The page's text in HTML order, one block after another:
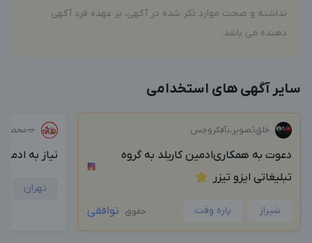
نداشته و صحت موارد ذکر شده در آگهی، بر عهده فرد آگهی
دهنده می باشد.
سایر آگهی های استخدامی
خَلق‌ِتَصویر،بآفِکروَحِس
دعوت به همکاری‌ادمین کاربلد به گروه
تبلیغاتی ایزو تیزر
شیراز پاره وقت حقوق توافقی
نیاز به
تهران